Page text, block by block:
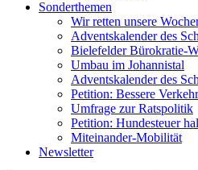
Sonderthemen
Wir retten unsere
Adventskalender des
Bielefelder Bürokratie-
Umbau im Johannistal
Adventskalender des
Petition: Bessere
Umfrage zur Ratspolitik
Petition: Hundesteuer
Miteinander-Mobilität
Newsletter